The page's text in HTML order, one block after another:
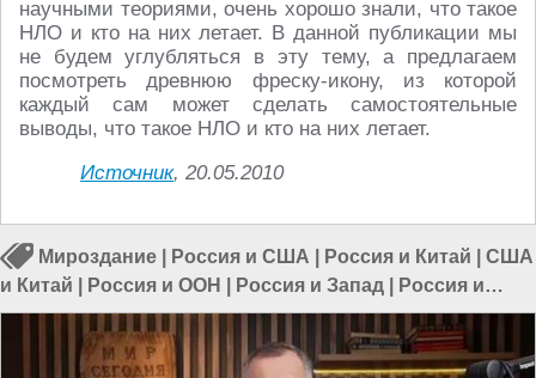
научными теориями, очень хорошо знали, что такое
НЛО и кто на них летает. В данной публикации мы
не будем углубляться в эту тему, а предлагаем
посмотреть древнюю фреску-икону, из которой
каждый сам может сделать самостоятельные
выводы, что такое НЛО и кто на них летает.
Источник, 20.05.2010
Мироздание Россия и США Россия и Китай
США
и Китай
Россия и ООН Россия и Запад
Россия и
Евразия